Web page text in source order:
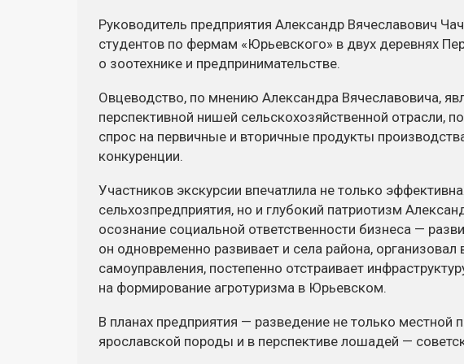
Руководитель предприятия Александр Вячеславович
студентов по фермам «Юрьевского» в двух деревнях
о зоотехнике и предпринимательстве.
Овцеводство, по мнению Александра Вячеславовича,
перспективной нишей сельскохозяйственной отрасли,
спрос на первичные и вторичные продукты
конкуренции.
Участников экскурсии впечатлила не только
сельхозпредприятия, но и глубокий патриотизм
осознание социальной ответственности бизнеса —
он одновременно развивает и села района, организовал
самоуправления, постепенно отстраивает
на формирование агротуризма в Юрьевском.
В планах предприятия — разведение не только местной
ярославской породы и в перспективе лошадей —